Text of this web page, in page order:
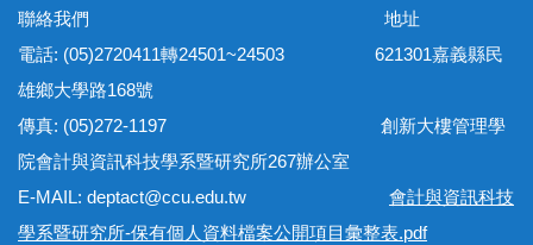
聯絡我們 地址
電話: (05)2720411轉24501~24503 621301嘉義縣民
雄鄉大學路168號
傳真: (05)272-1197 創新大樓管理學
院會計與資訊科技學系暨研究所267辦公室
E-MAIL: deptact@ccu.edu.tw 會計與資訊科技
學系暨研究所-保有個人資料檔案公開項目彙整表.pdf